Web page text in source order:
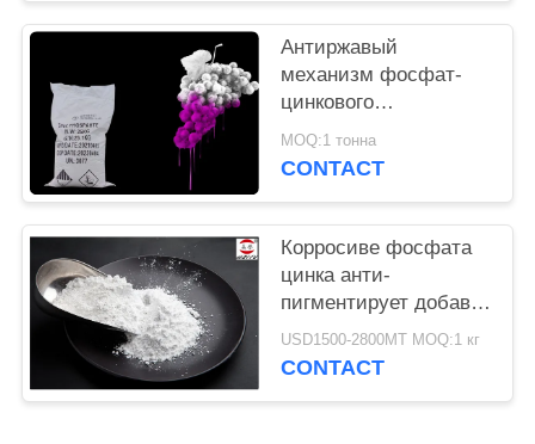
Антиржавый
механизм фосфат-
цинкового
химического пигмента
для предотвращения
MOQ:1 тонна
CONTACT
Корросиве фосфата
цинка анти-
пигментирует добавки
краски и добавки
покрытия
USD1500-2800MT MOQ:1 кг
CONTACT